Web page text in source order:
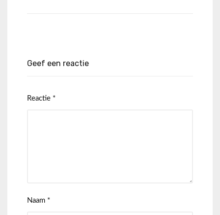
Geef een reactie
Reactie *
Naam *